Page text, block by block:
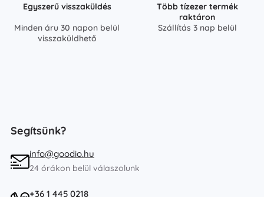
Egyszerű visszaküldés
Minden áru 30 napon belül
visszaküldhető
Több tízezer termék
raktáron
Szállítás 3 nap belül
Segítsünk?
info@goodio.hu
24 órákon belül válaszolunk
+36 1 445 0218